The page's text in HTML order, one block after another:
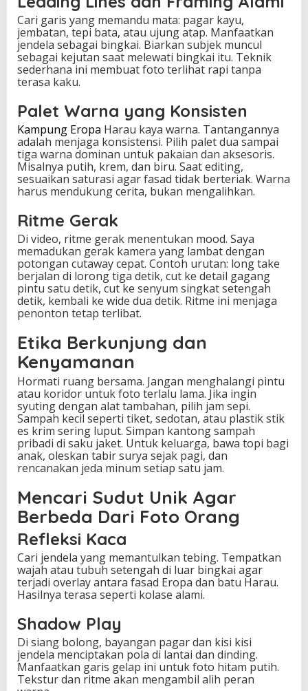
Cari garis yang memandu mata: pagar kayu,
jembatan, tepi bata, atau ujung atap. Manfaatkan
jendela sebagai bingkai. Biarkan subjek muncul
sebagai kejutan saat melewati bingkai itu. Teknik
sederhana ini membuat foto terlihat rapi tanpa
terasa kaku.
Palet Warna yang Konsisten
Kampung Eropa Harau kaya warna. Tantangannya
adalah menjaga konsistensi. Pilih palet dua sampai
tiga warna dominan untuk pakaian dan aksesoris.
Misalnya putih, krem, dan biru. Saat editing,
sesuaikan saturasi agar fasad tidak berteriak. Warna
harus mendukung cerita, bukan mengalihkan.
Ritme Gerak
Di video, ritme gerak menentukan mood. Saya
memadukan gerak kamera yang lambat dengan
potongan cutaway cepat. Contoh urutan: long take
berjalan di lorong tiga detik, cut ke detail gagang
pintu satu detik, cut ke senyum singkat setengah
detik, kembali ke wide dua detik. Ritme ini menjaga
penonton tetap terlibat.
Etika Berkunjung dan
Kenyamanan
Hormati ruang bersama. Jangan menghalangi pintu
atau koridor untuk foto terlalu lama. Jika ingin
syuting dengan alat tambahan, pilih jam sepi.
Sampah kecil seperti tiket, sedotan, atau plastik stik
es krim sering luput. Simpan kantong sampah
pribadi di saku jaket. Untuk keluarga, bawa topi bagi
anak, oleskan tabir surya sejak pagi, dan
rencanakan jeda minum setiap satu jam.
Mencari Sudut Unik Agar
Berbeda Dari Foto Orang
Refleksi Kaca
Cari jendela yang memantulkan tebing. Tempatkan
wajah atau tubuh setengah di luar bingkai agar
terjadi overlay antara fasad Eropa dan batu Harau.
Hasilnya terasa seperti kolase alami.
Shadow Play
Di siang bolong, bayangan pagar dan kisi kisi
jendela menciptakan pola di lantai dan dinding.
Manfaatkan garis gelap ini untuk foto hitam putih.
Tekstur dan ritme akan mengambil alih peran